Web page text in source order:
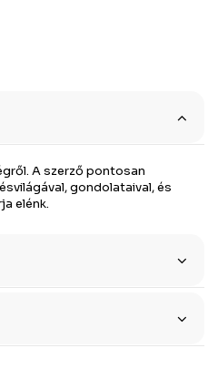
A szerző pontosan
gondolataival, és
elénk.